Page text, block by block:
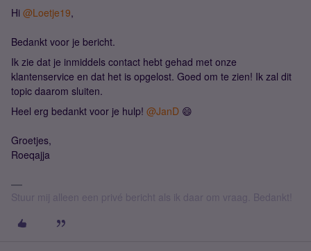
Hi ​ @Loetje19,
Bedankt voor je bericht.
Ik zie dat je inmiddels contact hebt gehad met onze
klantenservice en dat het is opgelost. Goed om te zien! Ik zal dit
topic daarom sluiten.
Heel erg bedankt voor je hulp! ​ @JanD 😄
Groetjes,
Roeqajja
Stuur mij alleen een privé bericht als ik daar om vraag. Bedankt!